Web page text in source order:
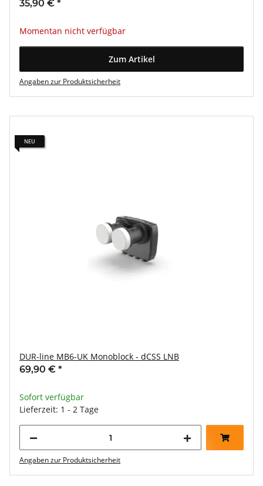
35,90 € *
Momentan nicht verfügbar
Zum Artikel
Angaben zur Produktsicherheit
NEU
DUR-line MB6-UK Monoblock - dCSS LNB
69,90 € *
Sofort verfügbar
Lieferzeit: 1 - 2 Tage
Angaben zur Produktsicherheit